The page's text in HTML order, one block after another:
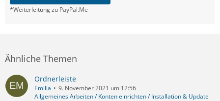
*Weiterleitung zu PayPal.Me
Ähnliche Themen
Ordnerleiste
Emilia
9. November 2021 um 12:56
Allgemeines Arbeiten / Konten einrichten / Installation & Update